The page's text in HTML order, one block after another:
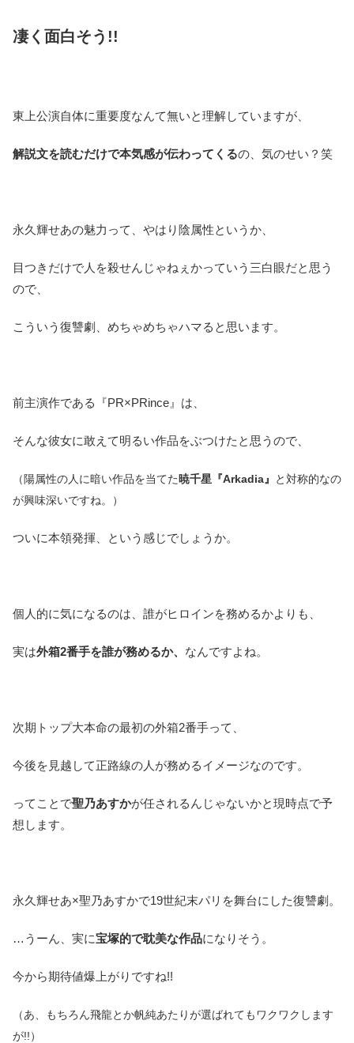
凄く面白そう!!
東上公演自体に重要度なんて無いと理解していますが、
解説文を読むだけで本気感が伝わってくるの、気のせい？笑
永久輝せあの魅力って、やはり陰属性というか、
目つきだけで人を殺せんじゃねぇかっていう三白眼だと思う
ので、
こういう復讐劇、めちゃめちゃハマると思います。
前主演作である『PR×PRince』は、
そんな彼女に敢えて明るい作品をぶつけたと思うので、
（陽属性の人に暗い作品を当てた暁千星『Arkadia』
と対称的なの
が興味深いですね。）
ついに本領発揮、という感じでしょうか。
個人的に気になるのは、誰がヒロインを務めるかよりも、
実は外箱2番手を誰が務めるか、 なんですよね。
次期トップ大本命の最初の外箱2番手って、
今後を見越して正路線の人が務めるイメージなのです。
ってことで聖乃あすかが任されるんじゃないかと現時点で予
想します。
永久輝せあ×聖乃あすかで19世紀末パリを舞台にした復讐劇。
…うーん、実に宝塚的で耽美な作品になりそう。
今から期待値爆上がりですね!!
（あ、もちろん飛龍とか帆純あたりが選ばれてもワクワクします
が!!）